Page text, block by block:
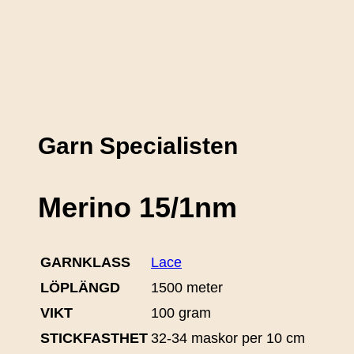
Garn Specialisten
Merino 15/1nm
GARNKLASS
Lace
LÖPLÄNGD
1500 meter
VIKT
100 gram
STICKFASTHET 32-34 maskor per 10 cm